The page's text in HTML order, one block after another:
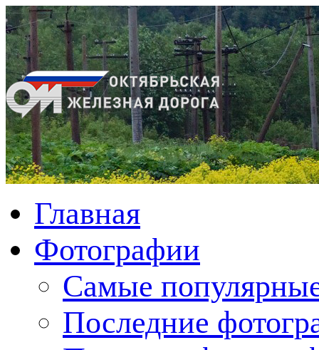
Главная
Фотографии
Cамые
Последние